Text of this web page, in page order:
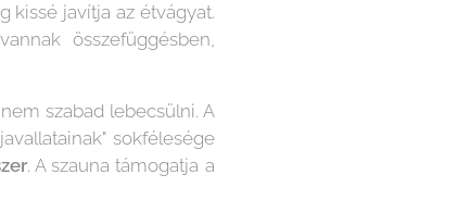
kissé javítja az étvágyat.
összefüggésben,
szabad lebecsülni. A
sokfélesége
. A szauna támogatja a